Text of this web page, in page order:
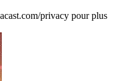
privacy pour plus